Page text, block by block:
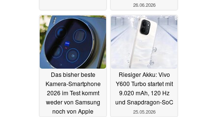
26.06.2026
Das bisher beste
Kamera-Smartphone
2026 im Test kommt
weder von Samsung
noch von Apple
Riesiger Akku: Vivo
Y600 Turbo startet mit
9.020 mAh, 120 Hz
und Snapdragon-SoC
25.05.2026